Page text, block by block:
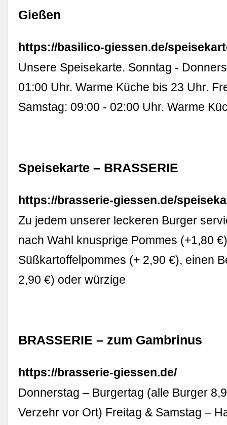
Gießen
https://basilico-giessen.de/
Unsere Speisekarte. Sonntag -
01:00 Uhr. Warme Küche bis 23 Uhr.
Samstag: 09:00 - 02:00 Uhr. Warme
Speisekarte – BRASSERIE
https://brasserie-giessen.de/
Zu jedem unserer leckeren Burger
nach Wahl knusprige Pommes (+1,80
Süßkartoffelpommes (+ 2,90 €), einen
2,90 €) oder würzige
BRASSERIE – zum Gambrinus
https://brasserie-giessen.de/
Donnerstag – Burgertag (alle Burger
Verzehr vor Ort) Freitag & Samstag –